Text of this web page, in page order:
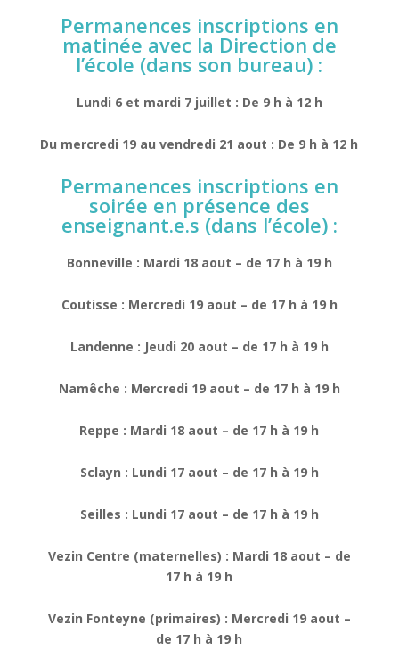
Permanences inscriptions en
matinée avec la Direction de
l’école (dans son bureau) :
Lundi 6 et mardi 7 juillet : De 9 h à 12 h
Du mercredi 19 au vendredi 21 aout : De 9 h à 12 h
Permanences inscriptions en
soirée en présence des
enseignant.e.s (dans l’école) :
Bonneville : Mardi 18 aout – de 17 h à 19 h
Coutisse : Mercredi 19 aout – de 17 h à 19 h
Landenne : Jeudi 20 aout – de 17 h à 19 h
Namêche : Mercredi 19 aout – de 17 h à 19 h
Reppe : Mardi 18 aout – de 17 h à 19 h
Sclayn : Lundi 17 aout – de 17 h à 19 h
Seilles : Lundi 17 aout – de 17 h à 19 h
Vezin Centre (maternelles) : Mardi 18 aout – de
17 h à 19 h
Vezin Fonteyne (primaires) : Mercredi 19 aout –
de 17 h à 19 h